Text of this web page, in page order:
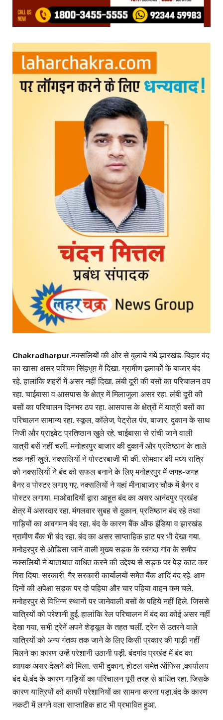
Chakradharpur.नक्सलियों की ओर से बुलाये गये झारखंड-बिहार बंद
का खासा असर पश्चिम सिंहभूम में दिखा. ग्रामीण इलाकों के बाजार बंद
रहे. हालांकि शहरों में असर नहीं दिखा. लंबी दूरी की बसों का परिचालन ठप
रहा. चाईबासा व आसपास के क्षेत्र में मिलाजुला असर रहा. लंबी दूरी की
बसों का परिचालन दिनभर ठप रहा. आसपास के क्षेत्रों में यात्री बसों का
परिचालन सामान्य रहा. स्कूल, कॉलेज, पेट्रोल पंप, बाजार, दुकान के साथ
निजी और प्राइवेट प्रतिष्ठान खुले रहे. चाईबासा से रांची जाने वाली
यात्री बसें नहीं चलीं. मनोहरपुर बाजार की दुकानें और प्रतिष्ठान के ताले
तक नहीं खुले. नक्सलियों ने पोस्टरबाजी भी की. सोमवार की मध्य रात्रि
को नक्सलियों ने बंद को सफल बनाने के लिए मनोहरपुर में जगह-जगह
बैनर व पोस्टर लगाए गए. नक्सलियों ने यहां मीनाबाजार चौक में बैनर व
पोस्टर लगाया. माओवादियों द्वारा आहूत बंद का असर आनंदपुर प्रखंड
क्षेत्र में असरदार रहा. मंगलवार सुबह से दुकान, प्रतिष्ठान बंद रहे तथा
गाड़ियों का आवगमन बंद रहा. बंद के कारण बैंक ऑफ इंडिया व झारखंड
ग्रामीण बैंक भी बंद रहा. बंद का असर साप्ताहिक हाट पर भी देखा गया.
मनोहरपुर से ओडिसा जाने वाली मुख्य सड़क के रबंगदा गांव के समीप
नक्सलियों ने यातायात बाधित करने की उद्देश्य से सड़क पर पेड़ काट कर
गिरा दिया. सरकारी, गैर सरकारी कार्यालयों समेत बैंक आदि बंद रहे. आम
दिनों की अपेक्षा सड़क पर दो पहिया और चार पहिया वाहन कम चले.
मनोहरपुर से विभिन्न स्थानों पर जानेवाली बसों के पहिये नहीं हिले. जिससे
यात्रियों को परेशानी हुई. हालांकि रेल परिचालन में बंद का कोई असर नहीं
देखा गया, सभी ट्रेनें अपने शेड्यूल के तहत चलीं. ट्रेन से उतरने वाले
यात्रियों को अन्य गंतव्य तक जाने के लिए किसी प्रकार की गाड़ी नहीं
मिलने का कारण उन्हें परेशानी उठानी पड़ी. बंदगांव प्रखंड में बंद का
व्यापक असर देखने को मिला. सभी दुकान, होटल समेत ऑफिस ,कार्यालय
बंद थे.बंद के कारण गाड़ियों का परिचालन पूरी तरह से बाधित रहा. जिसके
कारण यात्रियों को काफी परेशानियों का सामना करना पड़ा.बंद के कारण
नकटी में लगने वला साप्ताहिक हाट भी प्रभावित हुआ.